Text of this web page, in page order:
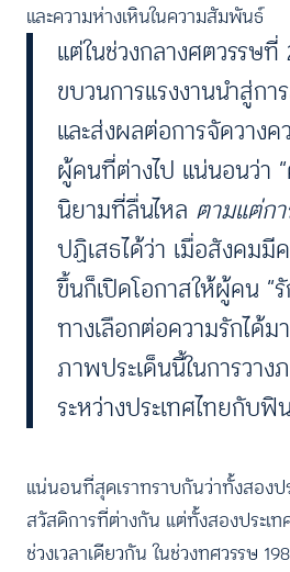
และความห่างเหินในความสัมพันธ์
แต่ในช่วงกลางศตวรรษ
ขบวนการแรงงานนำสู่กา
และส่งผลต่อการจัดวาง
ผู้คนที่ต่างไป แน่นอนว่า
นิยามที่ลื่นไหล ตามแต่ก
ปฏิเสธได้ว่า เมื่อสังคมมี
ขึ้นก็เปิดโอกาสให้ผู้คน “
ทางเลือกต่อความรักได้
ภาพประเด็นนี้ในการวา
ระหว่างประเทศไทยกับ
แน่นอนที่สุดเราทราบกันว่าทั้งสอง
สวัสดิการที่ต่างกัน แต่ทั้งสองประเ
ช่วงเวลาเดียวกัน ในช่วงทศวรรษ